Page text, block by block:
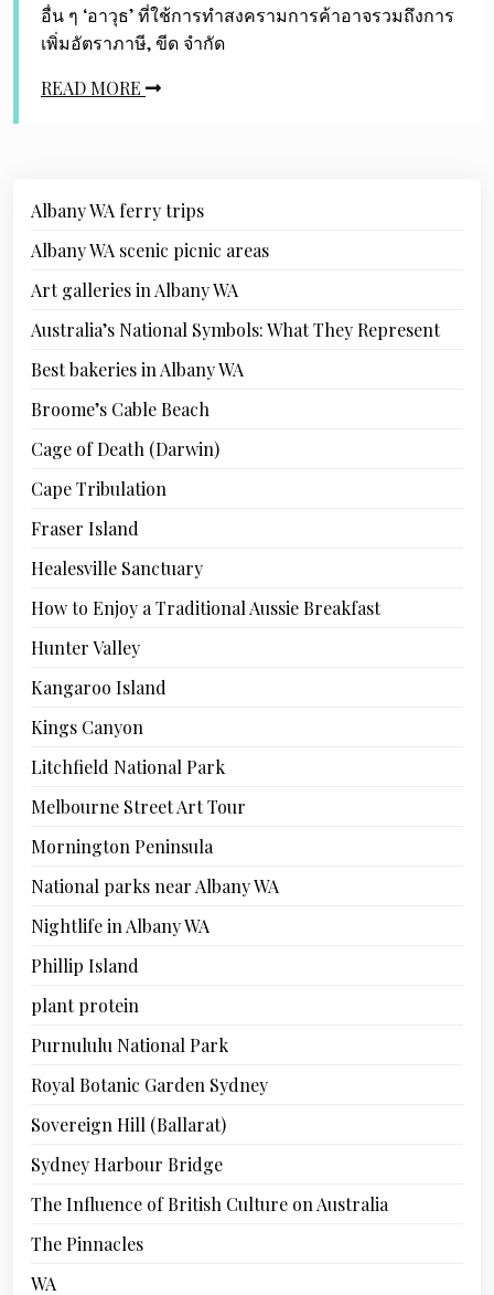
อื่น ๆ ‘อาวุธ’ ที่ใช้การทำสงครามการค้าอาจรวมถึงการ
เพิ่มอัตราภาษี, ขีด จำกัด
READ MORE
Albany WA ferry trips
Albany WA scenic picnic areas
Art galleries in Albany WA
Australia’s National Symbols: What They Represent
Best bakeries in Albany WA
Broome’s Cable Beach
Cage of Death (Darwin)
Cape Tribulation
Fraser Island
Healesville Sanctuary
How to Enjoy a Traditional Aussie Breakfast
Hunter Valley
Kangaroo Island
Kings Canyon
Litchfield National Park
Melbourne Street Art Tour
Mornington Peninsula
National parks near Albany WA
Nightlife in Albany WA
Phillip Island
plant protein
Purnululu National Park
Royal Botanic Garden Sydney
Sovereign Hill (Ballarat)
Sydney Harbour Bridge
The Influence of British Culture on Australia
The Pinnacles
WA